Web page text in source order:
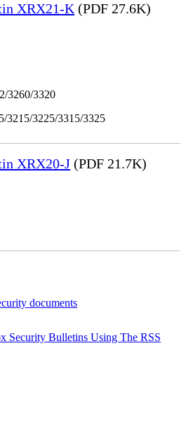
XRX21-K (PDF 27.6K)
3260/3320
3225/3315/3325
XRX20-J (PDF 21.7K)
documents
Security Bulletins Using The RSS